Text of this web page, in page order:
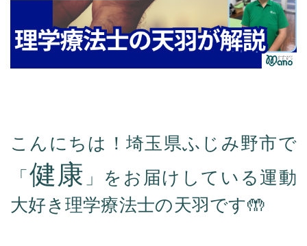
こんにちは！埼玉県ふじみ野市で
「 健康 」をお届けしている運動
大好き理学療法士の天羽です🤲